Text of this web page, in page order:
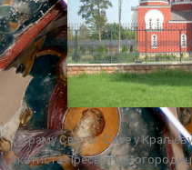
У Храму Светог Саве у
Акатиста Пресветој